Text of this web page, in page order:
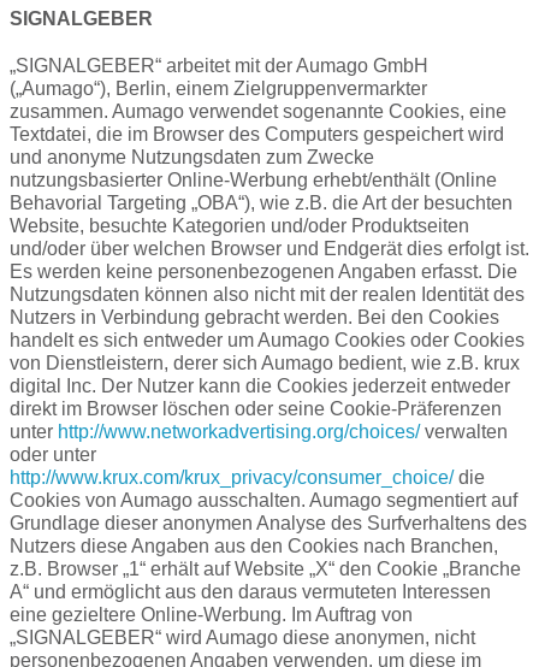
SIGNALGEBER
„SIGNALGEBER“ arbeitet mit der Aumago GmbH
(„Aumago“), Berlin, einem Zielgruppenvermarkter
zusammen. Aumago verwendet sogenannte Cookies, eine
Textdatei, die im Browser des Computers gespeichert wird
und anonyme Nutzungsdaten zum Zwecke
nutzungsbasierter Online-Werbung erhebt/enthält (Online
Behavorial Targeting „OBA“), wie z.B. die Art der besuchten
Website, besuchte Kategorien und/oder Produktseiten
und/oder über welchen Browser und Endgerät dies erfolgt ist.
Es werden keine personenbezogenen Angaben erfasst. Die
Nutzungsdaten können also nicht mit der realen Identität des
Nutzers in Verbindung gebracht werden. Bei den Cookies
handelt es sich entweder um Aumago Cookies oder Cookies
von Dienstleistern, derer sich Aumago bedient, wie z.B. krux
digital Inc. Der Nutzer kann die Cookies jederzeit entweder
direkt im Browser löschen oder seine Cookie-Präferenzen
unter http://www.networkadvertising.org/choices/verwalten
oder unter
http://www.krux.com/krux_privacy/consumer_choice/die
Cookies von Aumago ausschalten. Aumago segmentiert auf
Grundlage dieser anonymen Analyse des Surfverhaltens des
Nutzers diese Angaben aus den Cookies nach Branchen,
z.B. Browser „1“ erhält auf Website „X“ den Cookie „Branche
A“ und ermöglicht aus den daraus vermuteten Interessen
eine gezieltere Online-Werbung. Im Auftrag von
„SIGNALGEBER“ wird Aumago diese anonymen, nicht
personenbezogenen Angaben verwenden, um diese im